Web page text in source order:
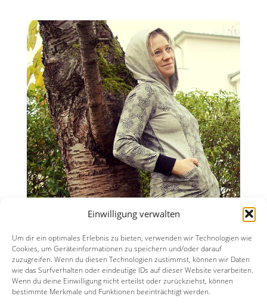
Einwilligung verwalten
Um dir ein optimales Erlebnis zu bieten, verwenden wir Technologien wie
Cookies, um Geräteinformationen zu speichern und/oder darauf
zuzugreifen. Wenn du diesen Technologien zustimmst, können wir Daten
wie das Surfverhalten oder eindeutige IDs auf dieser Website verarbeiten.
Wenn du deine Einwilligung nicht erteilst oder zurückziehst, können
bestimmte Merkmale und Funktionen beeinträchtigt werden.